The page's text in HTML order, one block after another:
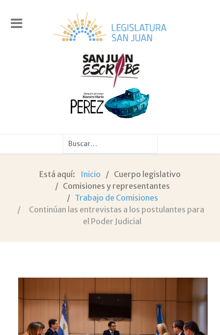
Buscar
Está aquí: Inicio
Cuerpo legislativo
Comisiones y representantes
Trabajo de Comisiones
Continúan las entrevistas a los postulantes para
el Poder Judicial